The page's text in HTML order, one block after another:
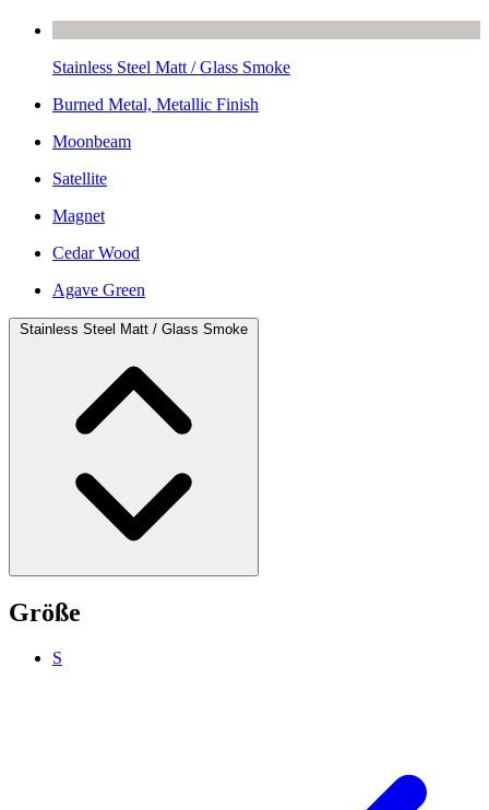
Stainless Steel Matt / Glass Smoke
Burned Metal, Metallic Finish
Moonbeam
Satellite
Magnet
Cedar Wood
Agave Green
Stainless Steel Matt / Glass Smoke
Größe
S